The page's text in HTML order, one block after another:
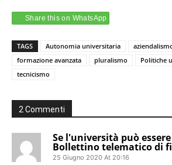
Share this on WhatsApp
TAGS Autonomia universitaria
formazione avanzata
pluralismo
Politiche
tecnicismo
2 Commenti
Se l'università può
Bollettino telematico di
25 Giugno 2020 At 20:16